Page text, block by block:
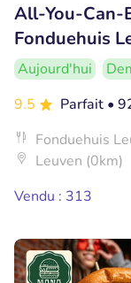
All-You-Can-
Fonduehuis
Aujourd'hui
9.5
Parfait •
Fonduehuis
Leuven (0km)
Vendu : 313